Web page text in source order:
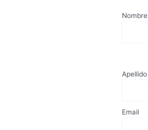
Nombre
Apellido
Email